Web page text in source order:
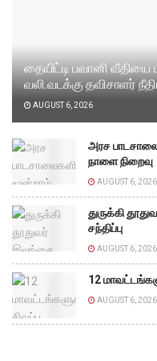
தையிட்டி பவானி வீதியை
வலி.வடக்கு தவிசாளர்
AUGUST 6, 2026
அரச
நாளை நிறைவு
AUGUST 6, 2026
துருக்கி
சந்திப்பு
AUGUST 6, 2026
12
AUGUST 6, 2026